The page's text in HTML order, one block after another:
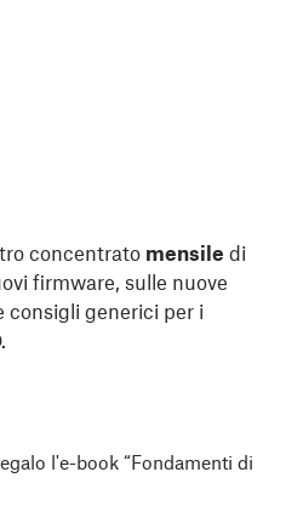
concentrato mensile di
firmware, sulle nuove
consigli generici per i
l'e-book “Fondamenti di